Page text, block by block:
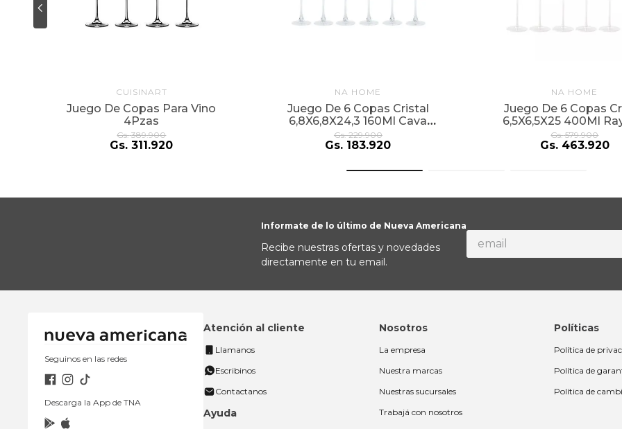
CUISINART
Juego De Copas Para Vino
4Pzas
Gs. 389.900
Gs. 311.920
NA HOME
Juego De 6 Copas Cristal
6,8X6,8X24,3 160Ml Cava
Champ
Gs. 229.900
Gs. 183.920
NA HOME
Juego De 6 Copas
6,5X6,5X25 400Ml
Gs. 579.900
Gs. 463.920
Informate de lo último de Nueva Americana
Recibe nuestras ofertas y novedades
directamente en tu email.
Seguinos en las redes
Descarga la App de TNA
Atención al cliente
Llamanos
Escribinos
Contactanos
Ayuda
Nosotros
La empresa
Nuestra marcas
Nuestras sucursales
Trabajá con nosotros
Políticas
Política de
Política de
Política de